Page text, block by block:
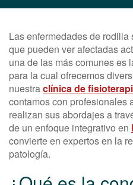
Las enfermedades de
que pueden ver afectadas
una de las más comunes es
para la cual ofrecemos
nuestraclínica de
contamos con profesionales
realizan sus abordajes a
de un enfoque integrativo en
convierte en expertos en la
patología.